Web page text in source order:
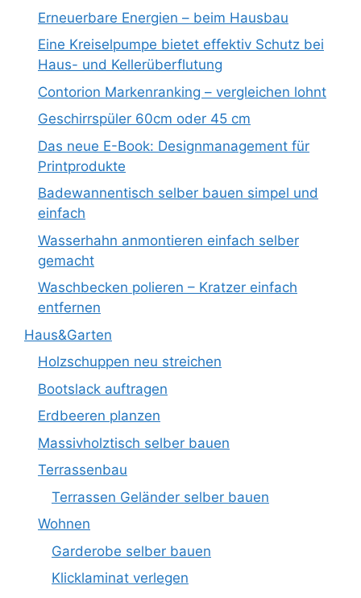
Erneuerbare Energien – beim Hausbau
Eine Kreiselpumpe bietet effektiv Schutz bei
Haus- und Kellerüberflutung
Contorion Markenranking – vergleichen lohnt
Geschirrspüler 60cm oder 45 cm
Das neue E-Book: Designmanagement für
Printprodukte
Badewannentisch selber bauen simpel und
einfach
Wasserhahn anmontieren einfach selber
gemacht
Waschbecken polieren – Kratzer einfach
entfernen
Haus&Garten
Holzschuppen neu streichen
Bootslack auftragen
Erdbeeren planzen
Massivholztisch selber bauen
Terrassenbau
Terrassen Geländer selber bauen
Wohnen
Garderobe selber bauen
Klicklaminat verlegen